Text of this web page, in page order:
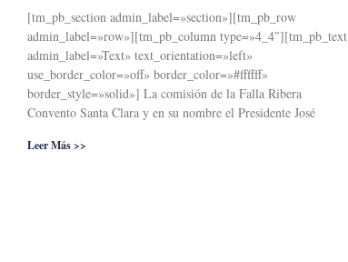
[tm_pb_section admin_label=»section»][tm_pb_row
admin_label=»row»][tm_pb_column type=»4_4″][tm_pb_text
admin_label=»Text» text_orientation=»left»
use_border_color=»off» border_color=»#ffffff»
border_style=»solid»] La comisión de la Falla Ribera
Convento Santa Clara y en su nombre el Presidente José
Leer Más >>